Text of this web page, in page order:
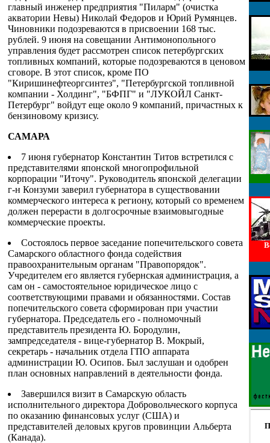
главный инженер предприятия "Пиларм" (очистка
акватории Невы) Николай Федоров и Юрий Румянцев.
Чиновники подозреваются в присвоении 168 тыс.
рублей. 9 июня на совещании Антимонопольного
управления будет рассмотрен список петербургских
топливных компаний, которые подозреваются в ценовом
сговоре. В этот список, кроме ПО
"Киришинефтеоргсинтез", "Петербургской топливной
компании - Холдинг", "БФПГ" и "ЛУКОЙЛ Санкт-
Петербург" войдут еще около 9 компаний, причастных к
бензиновому кризису.
САМАРА
7 июня губернатор Константин Титов встретился с
представителями японской многопрофильной
корпорации "Иточу". Руководитель японской делегации
г-н Конзуми заверил губернатора в существовании
коммерческого интереса к региону, который со временем
должен перерасти в долгосрочные взаимовыгодные
коммерческие проекты.
Состоялось первое заседание попечительского совета
Самарского областного фонда содействия
правоохранительным органам "Правопорядок".
Учредителем его является губернская администрация, а
сам он - самостоятельное юридическое лицо с
соответствующими правами и обязанностями. Состав
попечительского совета сформирован при участии
губернатора. Председатель его - полномочный
представитель президента Ю. Бородулин,
зампредседателя - вице-губернатор В. Мокрый,
секретарь - начальник отдела ГПО аппарата
администрации Ю. Осипов. Был заслушан и одобрен
план основных направлений в деятельности фонда.
Завершился визит в Самарскую область
исполнительного директора Добровольческого корпуса
по оказанию финансовых услуг (США) и
представителей деловых кругов провинции Альберта
(Канада).